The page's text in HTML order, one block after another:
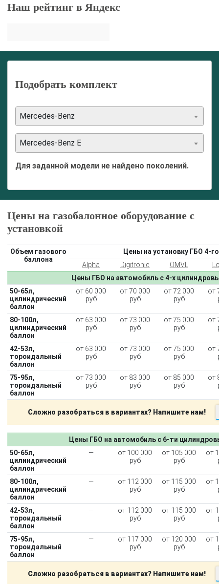
Наш рейтинг в Яндекс
Подобрать комплект
Mercedes-Benz
Mercedes-Benz E
Для заданной модели не найдено поколений.
Цены на газобалонное оборудование с
установкой
Объем газового
баллона
Цены на установку ГБО 4-
Alpha
Digitronic OMVL
Цены ГБО на автомобиль с 4-х
50-65л,
цилиндрический
баллон
от 60 000
руб
от 70 000
руб
от 72 000
руб
от
80-100л,
цилиндрический
баллон
от 63 000
руб
от 73 000
руб
от 75 000
руб
от
42-53л,
тороидальный
баллон
от 63 000
руб
от 73 000
руб
от 75 000
руб
от
75-95л,
тороидальный
баллон
от 73 000
руб
от 83 000
руб
от 85 000
руб
от
Сложно разобраться в вариантах? Напишите нам!
Цены ГБО на автомобиль с 6-ти
50-65л,
цилиндрический
баллон
—
от 100 000
руб
от 105 000
руб
от
80-100л,
цилиндрический
баллон
—
от 112 000
руб
от 115 000
руб
от
42-53л,
тороидальный
баллон
—
от 112 000
руб
от 115 000
руб
от
75-95л,
тороидальный
баллон
—
от 117 000
руб
от 120 000
руб
от
Сложно разобраться в вариантах? Напишите нам!